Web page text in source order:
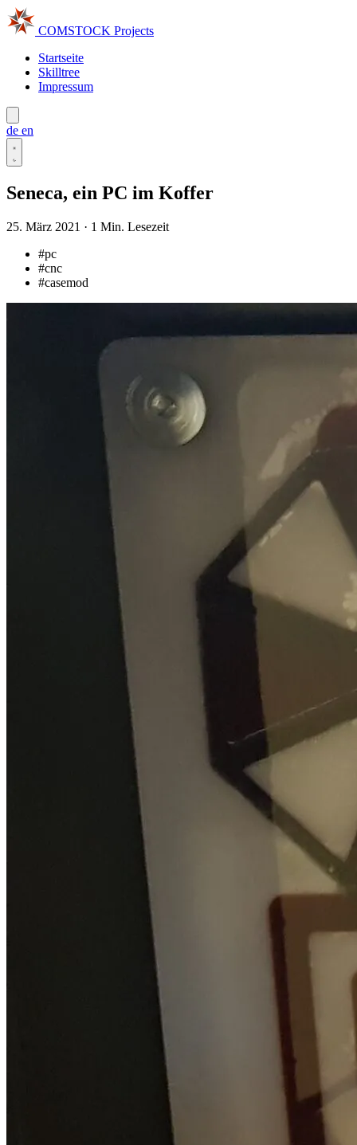
COMSTOCK Projects
Startseite
Skilltree
Impressum
de en
Seneca, ein PC im Koffer
25. März 2021 · 1 Min. Lesezeit
#pc
#cnc
#casemod